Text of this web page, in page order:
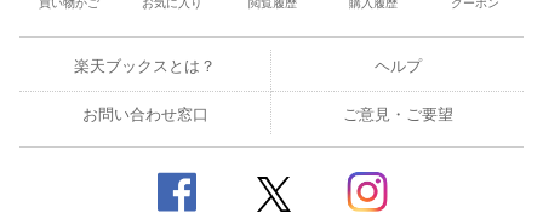
買い物かご お気に入り 閲覧履歴 購入履歴 クーポン
楽天ブックスとは？ ヘルプ
お問い合わせ窓口 ご意見・ご要望